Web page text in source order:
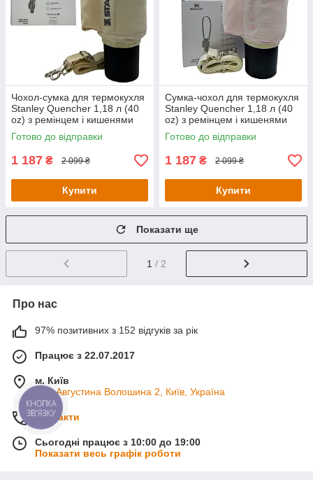
Чохол-сумка для термокухля
Stanley Quencher 1,18 л (40
oz) з ремінцем і кишенями
KT7001804 молочного
кольору
Готово до відправки
1 187 ₴ 2 099 ₴
Купити
Сумка-чохол для термокухля
Stanley Quencher 1,18 л (40
oz) з ремінцем і кишенями
KT7001803 пудра
Готово до відправки
1 187 ₴ 2 099 ₴
Купити
Показати ще
1 / 2
Про нас
97% позитивних з 152 відгуків за рік
Працює з 22.07.2017
м. Київ
вул. Августина Волошина 2, Київ, Україна
Контакти
Сьогодні працює з 10:00 до 19:00
Показати весь графік роботи
КНОПКА
ЗВ'ЯЗКУ